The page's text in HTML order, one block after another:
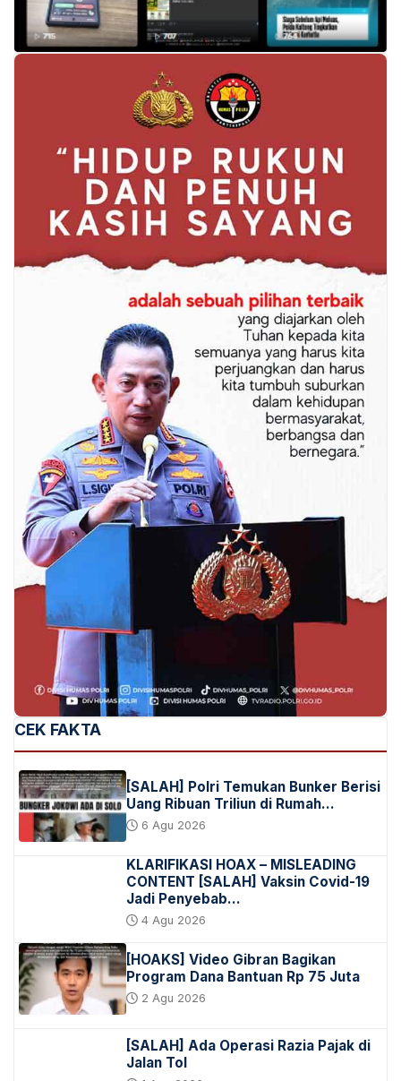
CEK FAKTA
[SALAH] Polri Temukan Bunker Berisi
Uang Ribuan Triliun di Rumah…
6 Agu 2026
KLARIFIKASI HOAX – MISLEADING
CONTENT [SALAH] Vaksin Covid-19
Jadi Penyebab…
4 Agu 2026
[HOAKS] Video Gibran Bagikan
Program Dana Bantuan Rp 75 Juta
2 Agu 2026
[SALAH] Ada Operasi Razia Pajak di
Jalan Tol